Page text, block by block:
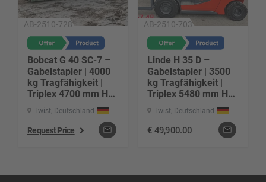
AB-2510-728
Bobcat G 40 SC-7 –
Gabelstapler | 4000
kg Tragfähigkeit |
Triplex 4700 mm Hub
| Baujahr 2025 | ca. 5
h | Freihub 1125 mm
| technisch Neu,
Twist, Deutschland
Request Price
AB-2510-703
Linde H 35 D –
Gabelstapler | 3500
kg Tragfähigkeit |
Triplex 5480 mm Hub
| Diesel-Antrieb |
Baujahr 2023 | ca.
664 h | Gabel 1200
mm | Freihub 1694
Twist, Deutschland
€ 49,900.00